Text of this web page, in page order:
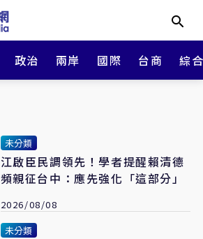
政治 兩岸 國際 台商 綜
未分類
江啟臣民調領先！學者提醒賴清德
頻親征台中：應先強化「這部分」
2026/08/08
未分類